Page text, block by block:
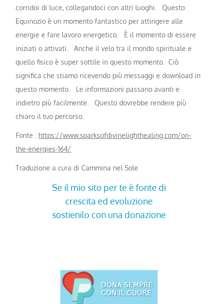
corridoi di luce, collegandoci con altri luoghi.
Questo
Equinozio è un momento fantastico per attingere alle
energie e fare lavoro energetico.
È il momento di essere
iniziati o attivati.
Anche il velo tra il mondo spirituale e
quello fisico è super sottile in questo momento.
Ciò
significa che stiamo ricevendo più messaggi e download in
questo momento.
Le informazioni passano avanti e
indietro più facilmente.
Questo dovrebbe rendere più
chiaro il tuo percorso.
Fonte : https://www.sparksofdivinelighthealing.com/on-
the-energies-164/
Traduzione a cura di Cammina nel Sole
Se il mio sito per te è fonte di
crescita ed evoluzione
sostienilo con una donazione